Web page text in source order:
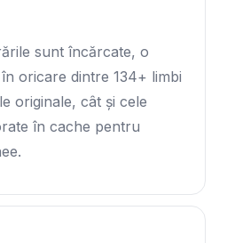
sunt încărcate, o
oricare dintre 134+ limbi
originale, cât și cele
în cache pentru